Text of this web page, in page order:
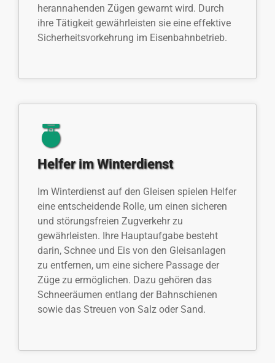
herannahenden Zügen gewarnt wird. Durch
ihre Tätigkeit gewährleisten sie eine effektive
Sicherheitsvorkehrung im Eisenbahnbetrieb.
Helfer im Winterdienst
Im Winterdienst auf den Gleisen spielen Helfer
eine entscheidende Rolle, um einen sicheren
und störungsfreien Zugverkehr zu
gewährleisten. Ihre Hauptaufgabe besteht
darin, Schnee und Eis von den Gleisanlagen
zu entfernen, um eine sichere Passage der
Züge zu ermöglichen. Dazu gehören das
Schneeräumen entlang der Bahnschienen
sowie das Streuen von Salz oder Sand.